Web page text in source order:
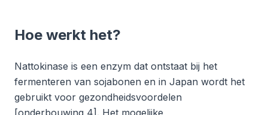
Hoe werkt het?
Nattokinase is een enzym dat ontstaat bij het
fermenteren van sojabonen en in Japan wordt het
gebruikt voor gezondheidsvoordelen